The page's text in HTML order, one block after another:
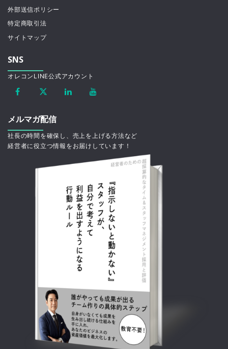
外部送信ポリシー
特定商取引法
サイトマップ
SNS
オレコンLINE公式アカウント
メルマガ配信
社長の時間を確保し、売上を上げる方法など
経営者に役立つ情報をお届けしています！